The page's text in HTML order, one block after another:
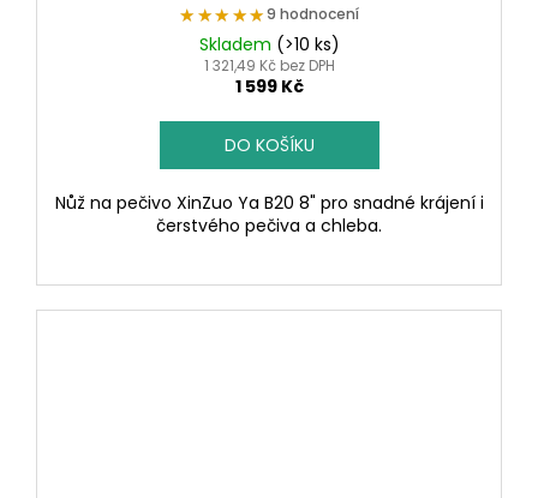
★★★★★
★★★★★9 hodnocení
Skladem (>10 ks)
1 321,49 Kč bez DPH
1 599 Kč
DO KOŠÍKU
Nůž na pečivo XinZuo Ya B20 8" pro snadné krájení i
čerstvého pečiva a chleba.